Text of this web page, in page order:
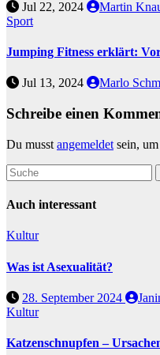
Jul 22, 2024
Martin
Sport
Jumping Fitness erklärt:
Jul 13, 2024 Marlo
Schreibe einen
Du musst angemeldet sein,
Auch interessant
Kultur
Was ist Asexualität?
28. September 2024
Kultur
Katzenschnupfen –